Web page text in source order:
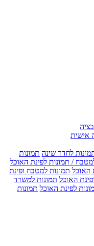
אישית
לחדר שינה תמונות
/ תמונות לפינת האוכל
האוכל תמונות למטבח ופינת
האוכל תמונות למשרד
לפינת האוכל תמונות